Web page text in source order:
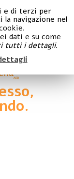
e di terzi per
navigazione nel
dati e su come
tutti i dettagli.